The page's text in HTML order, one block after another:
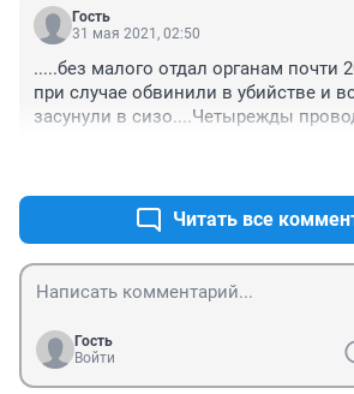
Гость
31 мая 2021, 02:50
.....без малого отдал органам почти
при случае обвинили в убийстве и
засунули в сизо....Четырежды
преступления и судим не
четыре года глумились и издевались
сотрудниками в сизо, а когда стала
бессмысленность подобных
условный срок...типа "будь рад что
гуляй "вася"....как на ваш взгляд
"родина"...расчиталась с своим
гражданином...???
Читать все
Гость
Войти